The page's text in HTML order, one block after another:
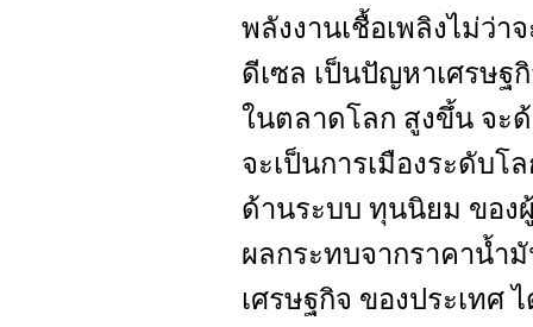
พลังงานเชื้อเพลิงไม่ว่
ดีเซล เป็นปัญหาเศรษฐ
ในตลาดโลก สูงขึ้น จะ
จะเป็นการเมืองระดับโ
ด้านระบบ ทุนนิยม ของ
ผลกระทบจากราคาน้ำ
เศรษฐกิจ ของประเทศ